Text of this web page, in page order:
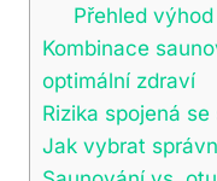
Přehled
Kombinace
optimální zdraví
Rizika spojená
Jak vybrat